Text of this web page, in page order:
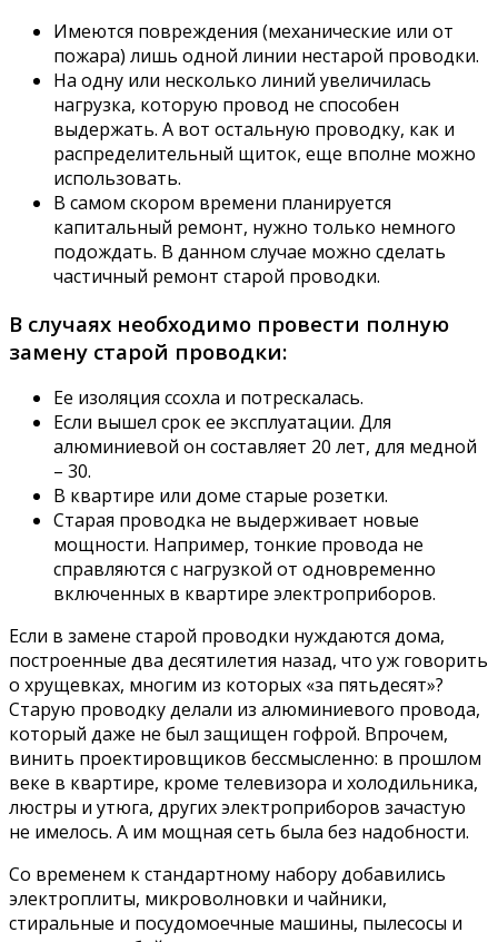
Имеются повреждения (механические или от
пожара) лишь одной линии нестарой проводки.
На одну или несколько линий увеличилась
нагрузка, которую провод не способен
выдержать. А вот остальную проводку, как и
распределительный щиток, еще вполне можно
использовать.
В самом скором времени планируется
капитальный ремонт, нужно только немного
подождать. В данном случае можно сделать
частичный ремонт старой проводки.
В случаях необходимо провести полную
замену старой проводки:
Ее изоляция ссохла и потрескалась.
Если вышел срок ее эксплуатации. Для
алюминиевой он составляет 20 лет, для медной
– 30.
В квартире или доме старые розетки.
Старая проводка не выдерживает новые
мощности. Например, тонкие провода не
справляются с нагрузкой от одновременно
включенных в квартире электроприборов.
Если в замене старой проводки нуждаются дома,
построенные два десятилетия назад, что уж говорить
о хрущевках, многим из которых «за пятьдесят»?
Старую проводку делали из алюминиевого провода,
который даже не был защищен гофрой. Впрочем,
винить проектировщиков бессмысленно: в прошлом
веке в квартире, кроме телевизора и холодильника,
люстры и утюга, других электроприборов зачастую
не имелось. А им мощная сеть была без надобности.
Со временем к стандартному набору добавились
электроплиты, микроволновки и чайники,
стиральные и посудомоечные машины, пылесосы и